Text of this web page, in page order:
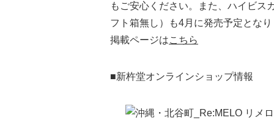
もご安心ください。また、ハイビス
フト箱無し）も4月に発売予定とな
掲載ページはこちら
■新杵堂オンラインショップ情報